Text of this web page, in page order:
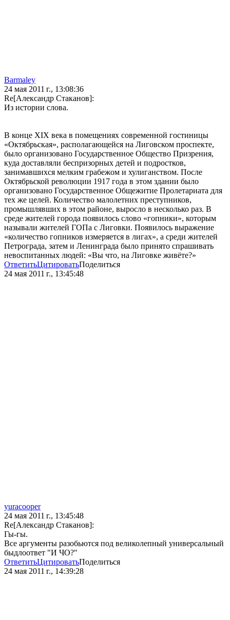
Barmaley
24 мая 2011 г., 13:08:36
Re[Александр Стаканов]:
Из истории слова.
В конце XIX века в помещениях современной гостиницы
«Октябрьская», располагающейся на Лиговском проспекте,
было организовано Государственное Общество Призрения,
куда доставляли беспризорных детей и подростков,
занимавшихся мелким грабежом и хулиганством. После
Октябрьской революции 1917 года в этом здании было
организовано Государственное Общежитие Пролетариата для
тех же целей. Количество малолетних преступников,
промышлявших в этом районе, выросло в несколько раз. В
среде жителей города появилось слово «гопники», которым
называли жителей ГОПа с Лиговки. Появилось выражение
«количество гопников измеряется в лигах», а среди жителей
Петрограда, затем и Ленинграда было принято спрашивать
невоспитанных людей: «Вы что, на Лиговке живёте?»
ОтветитьЦитироватьПоделиться
24 мая 2011 г., 13:45:48
yuracooper
24 мая 2011 г., 13:45:48
Re[Александр Стаканов]:
Гы-гы.
Все аргументы разобьются под великолепный универсальный
быдлоответ "И ЧО?"
ОтветитьЦитироватьПоделиться
24 мая 2011 г., 14:39:28